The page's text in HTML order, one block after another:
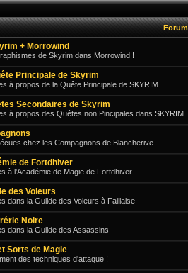
+ Morrowind
de Skyrim dans Morrowind !
Principale de Skyrim
à propos de la Quête Principale de SKYRIM.
Secondaires de Skyrim
à propos des Quêtes non Pincipales dans SKYRIM.
chez les Compagnons de Blancherive
de Fortdhiver
à l'Académie de Magie de Fortdhiver
des Voleurs
dans la Guilde des Voleurs à Faillaise
Noire
dans la Guilde des Assassins
Sorts de Magie
des techniques d'attaque !